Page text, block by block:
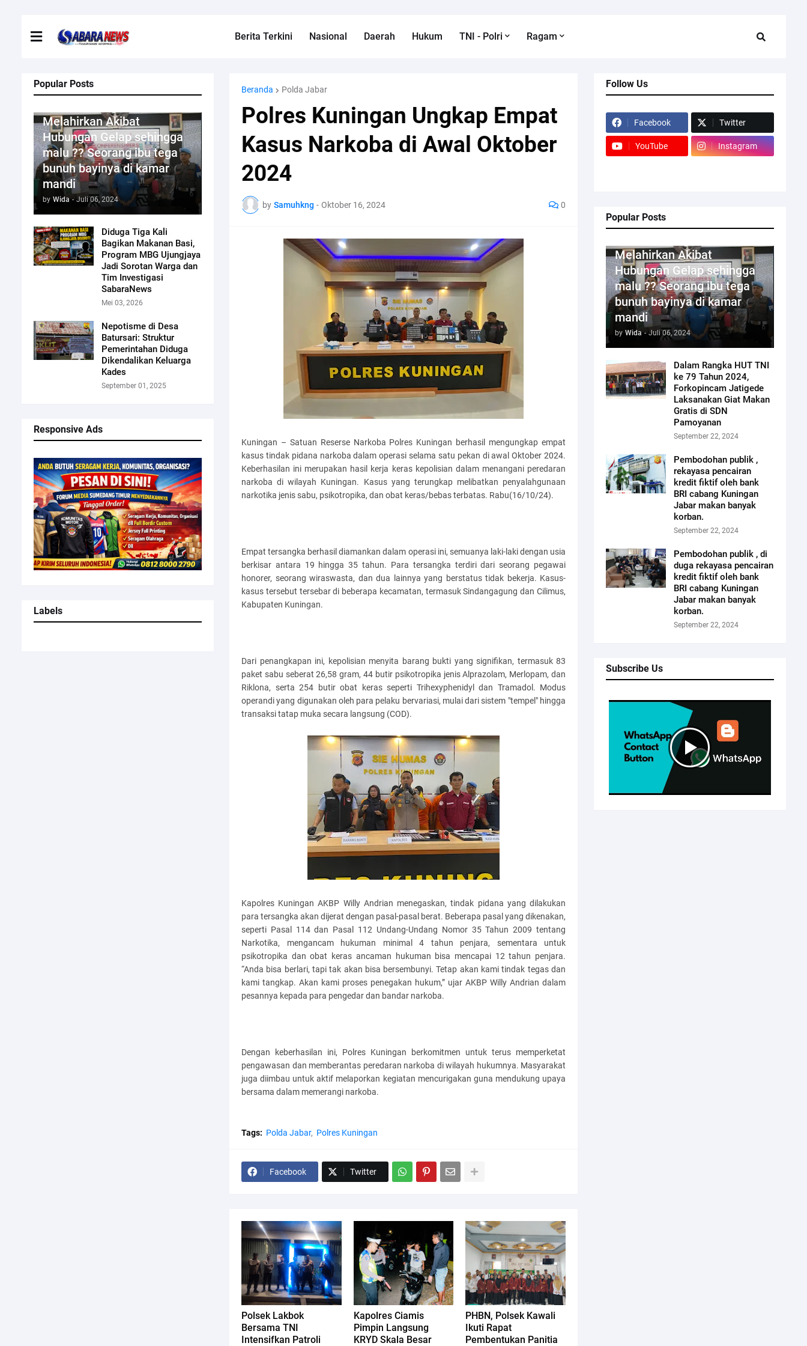
Berita Terkini Nasional Daerah Hukum TNI - Polri Ragam
Popular Posts
Melahirkan Akibat
Hubungan Gelap sehingga
malu ?? Seorang ibu tega
bunuh bayinya di kamar
mandi
by Wida - Juli 06, 2024
Diduga Tiga Kali
Bagikan Makanan Basi,
Program MBG Ujungjaya
Jadi Sorotan Warga dan
Tim Investigasi
SabaraNews
Mei 03, 2026
Nepotisme di Desa
Batursari: Struktur
Pemerintahan Diduga
Dikendalikan Keluarga
Kades
September 01, 2025
Responsive Ads
Labels
Beranda Polda Jabar
Polres Kuningan Ungkap Empat
Kasus Narkoba di Awal Oktober
2024
by Samuhkng - Oktober 16, 2024 0
Kuningan – Satuan Reserse Narkoba Polres Kuningan berhasil mengungkap empat
kasus tindak pidana narkoba dalam operasi selama satu pekan di awal Oktober 2024.
Keberhasilan ini merupakan hasil kerja keras kepolisian dalam menangani peredaran
narkoba di wilayah Kuningan. Kasus yang terungkap melibatkan penyalahgunaan
narkotika jenis sabu, psikotropika, dan obat keras/bebas terbatas. Rabu(16/10/24).
Empat tersangka berhasil diamankan dalam operasi ini, semuanya laki-laki dengan usia
berkisar antara 19 hingga 35 tahun. Para tersangka terdiri dari seorang pegawai
honorer, seorang wiraswasta, dan dua lainnya yang berstatus tidak bekerja. Kasus-
kasus tersebut tersebar di beberapa kecamatan, termasuk Sindangagung dan Cilimus,
Kabupaten Kuningan.
Dari penangkapan ini, kepolisian menyita barang bukti yang signifikan, termasuk 83
paket sabu seberat 26,58 gram, 44 butir psikotropika jenis Alprazolam, Merlopam, dan
Riklona, serta 254 butir obat keras seperti Trihexyphenidyl dan Tramadol. Modus
operandi yang digunakan oleh para pelaku bervariasi, mulai dari sistem "tempel" hingga
transaksi tatap muka secara langsung (COD).
Kapolres Kuningan AKBP Willy Andrian menegaskan, tindak pidana yang dilakukan
para tersangka akan dijerat dengan pasal-pasal berat. Beberapa pasal yang dikenakan,
seperti Pasal 114 dan Pasal 112 Undang-Undang Nomor 35 Tahun 2009 tentang
Narkotika, mengancam hukuman minimal 4 tahun penjara, sementara untuk
psikotropika dan obat keras ancaman hukuman bisa mencapai 12 tahun penjara.
“Anda bisa berlari, tapi tak akan bisa bersembunyi. Tetap akan kami tindak tegas dan
kami tangkap. Akan kami proses penegakan hukum,” ujar AKBP Willy Andrian dalam
pesannya kepada para pengedar dan bandar narkoba.
Dengan keberhasilan ini, Polres Kuningan berkomitmen untuk terus memperketat
pengawasan dan memberantas peredaran narkoba di wilayah hukumnya. Masyarakat
juga diimbau untuk aktif melaporkan kegiatan mencurigakan guna mendukung upaya
bersama dalam memerangi narkoba.
Tags: Polda Jabar Polres Kuningan
Facebook Twitter
Polsek Lakbok
Bersama TNI
Intensifkan Patroli
Kapolres Ciamis
Pimpin Langsung
KRYD Skala Besar
PHBN, Polsek Kawali
Ikuti Rapat
Pembentukan Panitia
Follow Us
Facebook Twitter
YouTube Instagram
Popular Posts
Melahirkan Akibat
Hubungan Gelap sehingga
malu ?? Seorang ibu tega
bunuh bayinya di kamar
mandi
by Wida - Juli 06, 2024
Dalam Rangka HUT TNI
ke 79 Tahun 2024,
Forkopincam Jatigede
Laksanakan Giat Makan
Gratis di SDN
Pamoyanan
September 22, 2024
Pembodohan publik ,
rekayasa pencairan
kredit fiktif oleh bank
BRI cabang Kuningan
Jabar makan banyak
korban.
September 22, 2024
Pembodohan publik , di
duga rekayasa pencairan
kredit fiktif oleh bank
BRI cabang Kuningan
Jabar makan banyak
korban.
September 22, 2024
Subscribe Us